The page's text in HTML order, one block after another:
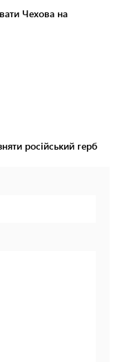
Чехова на
російський герб